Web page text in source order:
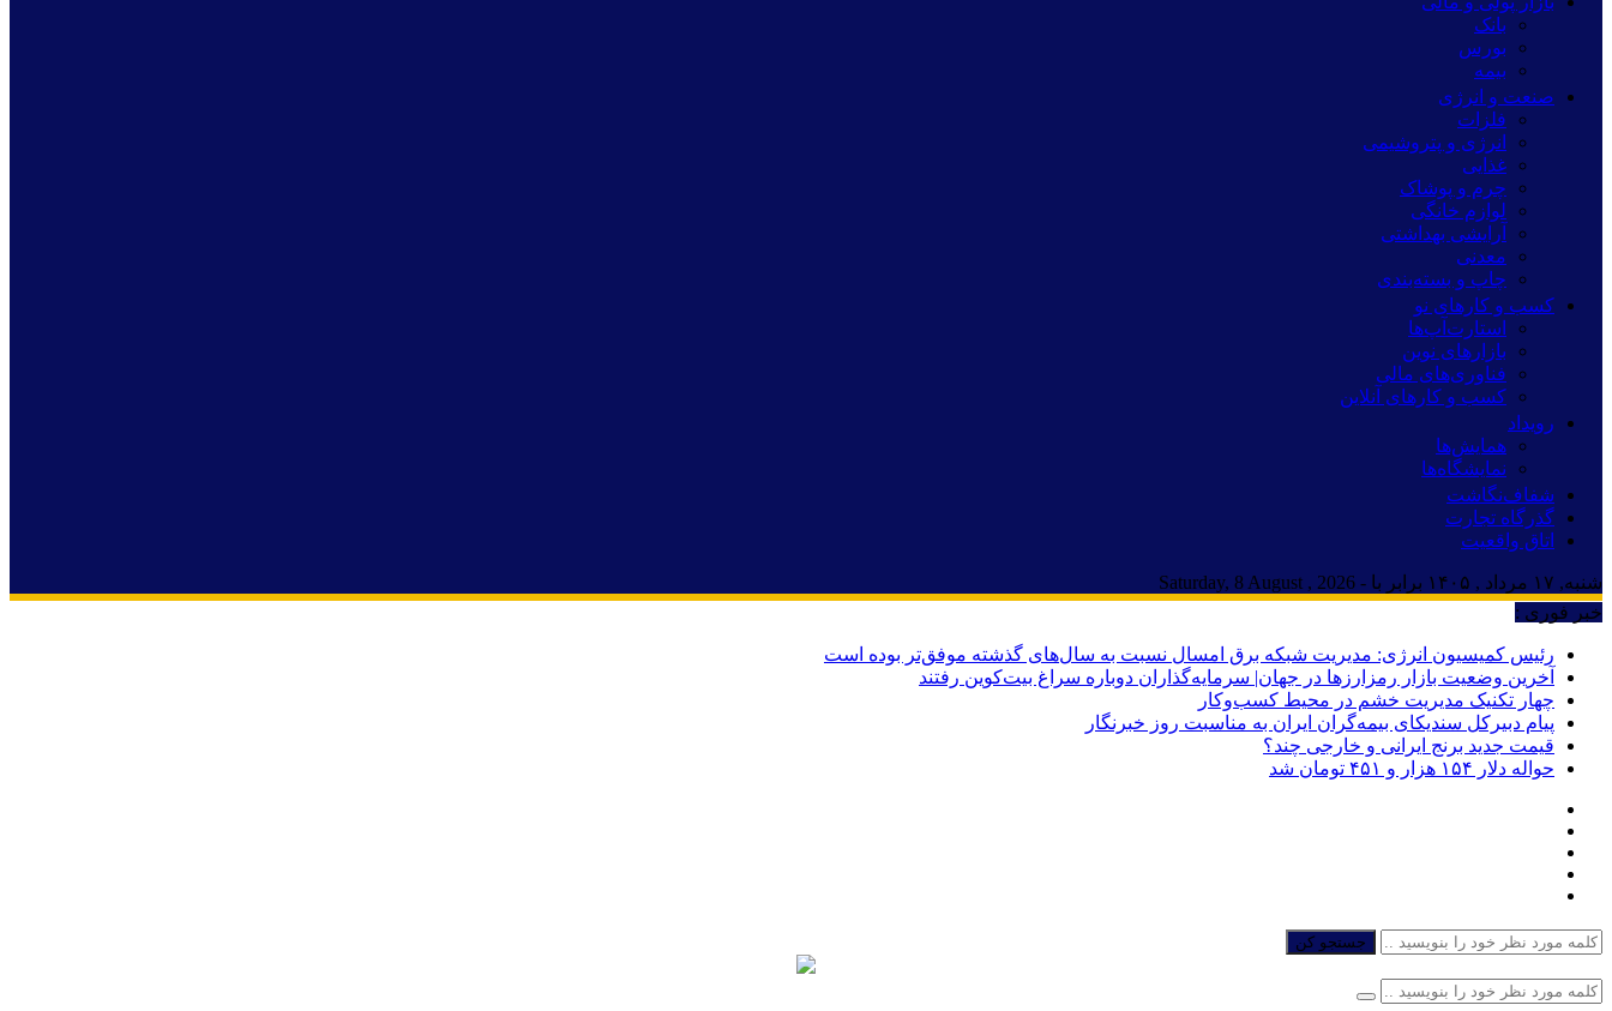
بانک
بورس
بیمه
صنعت و انرژی
فلزات
انرژی و پتروشیمی
غذایی
چرم و پوشاک
لوازم خانگی
آرایشی بهداشتی
معدنی
چاپ و بسته‌بندی
کسب و کارهای نو
استارت‌آپ‌ها
بازارهای نوین
فناوری‌های مالی
کسب و کارهای آنلاین
رویداد
همایش‌ها
نمایشگاه‌ها
شفاف‌نگاشت
گذرگاه تجارت
اتاق واقعیت
شنبه, ۱۷ مرداد , ۱۴۰۵ برابر با - Saturday, 8 August , 2026
خبر فوری :
رئیس کمیسیون انرژی: مدیریت شبکه برق امسال نسبت به سال‌های گذشته موفق‌تر بوده است
آخرین وضعیت بازار رمزارزها در جهان| سرمایه‌گذاران دوباره سراغ بیت‌کوین رفتند
چهار تکنیک مدیریت خشم در محیط کسب‌وکار
پیام دبیرکل سندیکای بیمه‌گران ایران به مناسبت روز خبرنگار
قیمت جدید برنج ایرانی و خارجی چند؟
حواله دلار ۱۵۴ هزار و ۴۵۱ تومان شد
جستجو کن